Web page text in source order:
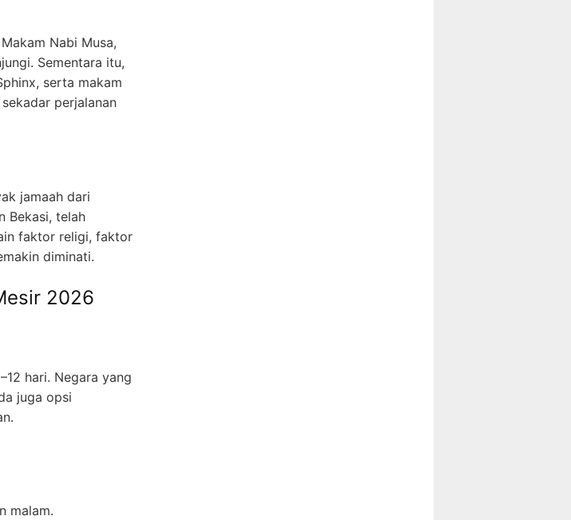
Nabi Musa,
Sementara itu,
serta makam
perjalanan
jamaah dari
Bekasi, telah
faktor religi, faktor
diminati.
2026
hari. Negara yang
juga opsi
malam.